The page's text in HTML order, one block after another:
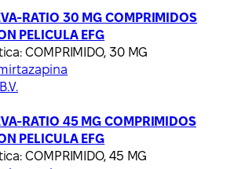
RATIO 30 MG COMPRIMIDOS
PELICULA EFG
COMPRIMIDO, 30 MG
RATIO 45 MG COMPRIMIDOS
PELICULA EFG
COMPRIMIDO, 45 MG